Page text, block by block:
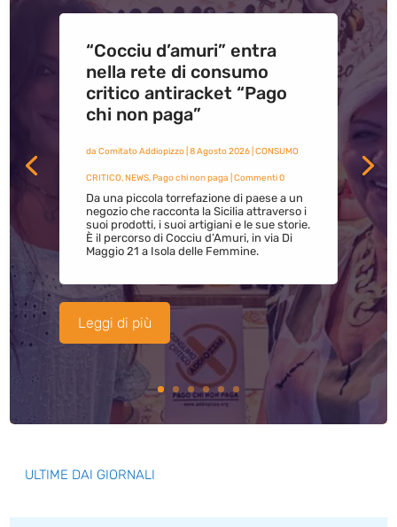
“Cocciu d’amuri” entra
nella rete di consumo
critico antiracket “Pago
chi non paga”
da Comitato Addiopizzo| 8 Agosto 2026| CONSUMO
CRITICO,NEWS,Pago chi non paga | Commenti 0
Da una piccola torrefazione di paese a un
negozio che racconta la Sicilia attraverso i
suoi prodotti, i suoi artigiani e le sue storie.
È il percorso di Cocciu d’Amuri, in via Di
Maggio 21 a Isola delle Femmine.
Leggi di più
ULTIME DAI GIORNALI